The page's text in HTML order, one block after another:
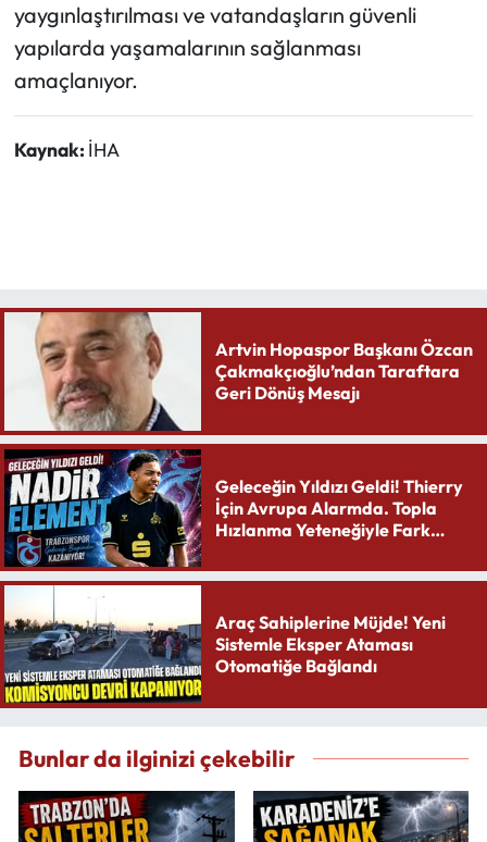
yaygınlaştırılması ve vatandaşların güvenli
yapılarda yaşamalarının sağlanması
amaçlanıyor.
Kaynak: İHA
Artvin Hopaspor Başkanı Özcan
Çakmakçıoğlu’ndan Taraftara
Geri Dönüş Mesajı
Geleceğin Yıldızı Geldi! Thierry
İçin Avrupa Alarmda. Topla
Hızlanma Yeteneğiyle Fark
Araç Sahiplerine Müjde! Yeni
Sistemle Eksper Ataması
Otomatiğe Bağlandı
Bunlar da ilginizi çekebilir